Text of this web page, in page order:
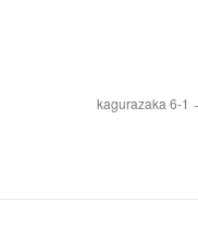
kagurazaka 6-1